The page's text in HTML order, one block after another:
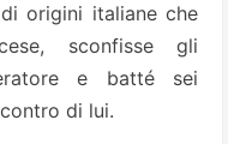
origini italiane che
sconfisse gli
e batté sei
di lui.